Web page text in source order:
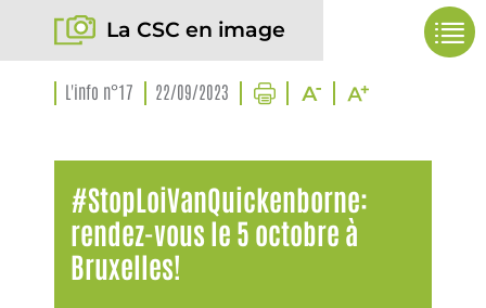
La CSC en image
L'info n°17 22/09/2023
#StopLoiVanQuickenborne:
rendez-vous le 5 octobre à
Bruxelles!